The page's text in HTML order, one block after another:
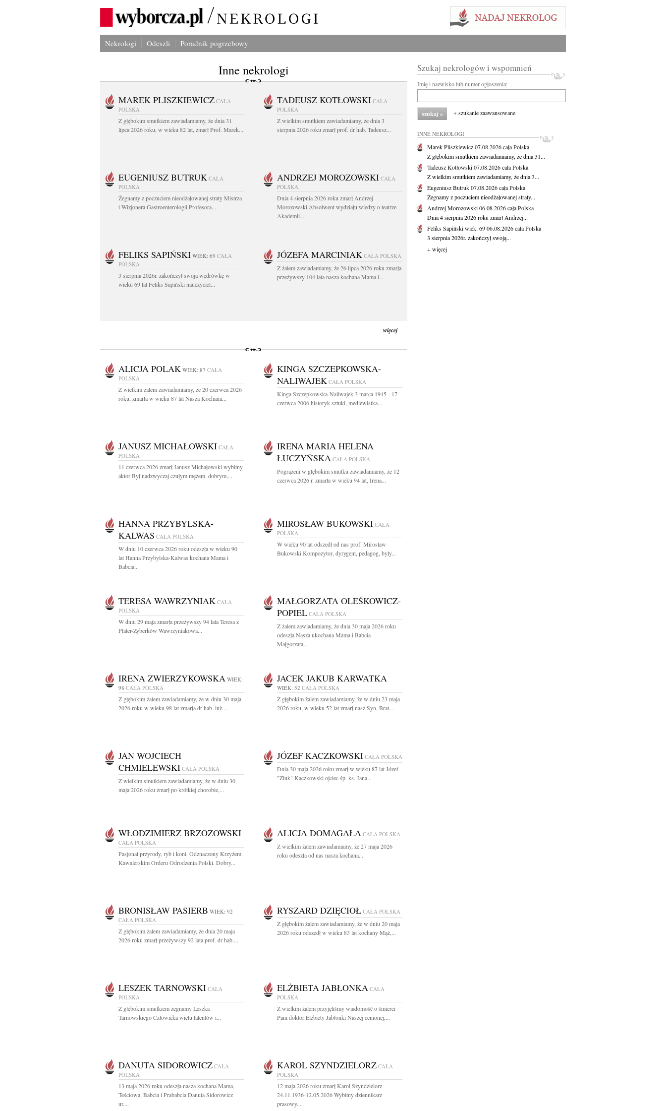
Nekrologi Odeszli Poradnik pogrzebowy
Inne nekrologi
MAREK PLISZKIEWICZ CAŁA
POLSKA
Z głębokim smutkiem zawiadamiamy, że dnia 31
lipca 2026 roku, w wieku 82 lat, zmarł Prof. Marek...
TADEUSZ KOTŁOWSKI CAŁA
POLSKA
Z wielkim smutkiem zawiadamiamy, że dnia 3
sierpnia 2026 roku zmarł prof. dr hab. Tadeusz...
EUGENIUSZ BUTRUK CAŁA
POLSKA
Żegnamy z poczuciem nieodżałowanej straty Mistrza
i Wizjonera Gastroenterologii Profesora...
ANDRZEJ MOROZOWSKI CAŁA
POLSKA
Dnia 4 sierpnia 2026 roku zmarł Andrzej
Morozowski Absolwent wydziału wiedzy o teatrze
Akademii...
FELIKS SAPIŃSKI WIEK: 69 CAŁA
POLSKA
3 sierpnia 2026r. zakończył swoją wędrówkę w
wieku 69 lat Feliks Sapiński nauczyciel...
JÓZEFA MARCINIAK CAŁA POLSKA
Z żalem zawiadamiamy, że 26 lipca 2026 roku zmarła
przeżywszy 104 lata nasza kochana Mama i...
więcej
ALICJA POLAK WIEK: 87 CAŁA
POLSKA
Z wielkim żalem zawiadamiamy, że 20 czerwca 2026
roku, zmarła w wieku 87 lat Nasza Kochana...
KINGA SZCZEPKOWSKA-
NALIWAJEK CAŁA POLSKA
Kinga Szczepkowska-Naliwajek 3 marca 1945 - 17
czerwca 2006 historyk sztuki, mediewistka...
JANUSZ MICHAŁOWSKI CAŁA
POLSKA
11 czerwca 2026 zmarł Janusz Michałowski wybitny
aktor Był nadzwyczaj czułym mężem, dobrym,...
IRENA MARIA HELENA
ŁUCZYŃSKA CAŁA POLSKA
Pogrążeni w głębokim smutku zawiadamiamy, że 12
czerwca 2026 r. zmarła w wieku 94 lat, Irena...
HANNA PRZYBYLSKA-
KALWAS CAŁA POLSKA
W dniu 10 czerwca 2026 roku odeszła w wieku 90
lat Hanna Przybylska-Kalwas kochana Mama i
Babcia...
MIROSŁAW BUKOWSKI CAŁA
POLSKA
W wieku 90 lat odszedł od nas prof. Mirosław
Bukowski Kompozytor, dyrygent, pedagog, były...
TERESA WAWRZYNIAK CAŁA
POLSKA
W dniu 29 maja zmarła przeżywszy 94 lata Teresa z
Plater-Zyberków Wawrzyniakowa...
MAŁGORZATA OLEŚKOWICZ-
POPIEL CAŁA POLSKA
Z żalem zawiadamiamy, że dnia 30 maja 2026 roku
odeszła Nasza ukochana Mama i Babcia
Małgorzata...
IRENA ZWIERZYKOWSKA WIEK:
98 CAŁA POLSKA
Z głębokim żalem zawiadamiamy, że w dniu 30 maja
2026 roku w wieku 98 lat zmarła dr hab. inż....
JACEK JAKUB KARWATKA
WIEK: 52 CAŁA POLSKA
Z głębokim żalem zawiadamiamy, że w dniu 23 maja
2026 roku, w wieku 52 lat zmarł nasz Syn, Brat...
JAN WOJCIECH
CHMIELEWSKI CAŁA POLSKA
Z wielkim smutkiem zawiadamiamy, że w dniu 30
maja 2026 roku zmarł po krótkiej chorobie,...
JÓZEF KACZKOWSKI CAŁA POLSKA
Dnia 30 maja 2026 roku zmarł w wieku 87 lat Józef
"Ziuk" Kaczkowski ojciec śp. ks. Jana...
WŁODZIMIERZ BRZOZOWSKI
CAŁA POLSKA
Pasjonat przyrody, ryb i koni. Odznaczony Krzyżem
Kawalerskim Orderu Odrodzenia Polski. Dobry...
ALICJA DOMAGAŁA CAŁA POLSKA
Z wielkim żalem zawiadamiamy, że 27 maja 2026
roku odeszła od nas nasza kochana...
BRONISŁAW PASIERB WIEK: 92
CAŁA POLSKA
Z głębokim żalem zawiadamiamy, że dnia 20 maja
2026 roku zmarł przeżywszy 92 lata prof. dr hab....
RYSZARD DZIĘCIOŁ CAŁA POLSKA
Z głębokim żalem zawiadamiamy, że w dniu 20 maja
2026 roku odszedł w wieku 83 lat kochany Mąż,...
LESZEK TARNOWSKI CAŁA
POLSKA
Z głębokim smutkiem żegnamy Leszka
Tarnowskiego Człowieka wielu talentów i...
ELŻBIETA JABŁONKA CAŁA
POLSKA
Z wielkim żalem przyjęliśmy wiadomość o śmierci
Pani doktor Elżbiety Jabłonki Naszej cenionej,...
DANUTA SIDOROWICZ CAŁA
POLSKA
13 maja 2026 roku odeszła nasza kochana Mama,
Teściowa, Babcia i Prababcia Danuta Sidorowicz
ur....
KAROL SZYNDZIELORZ CAŁA
POLSKA
12 maja 2026 roku zmarł Karol Szyndzielorz
24.11.1936-12.05.2026 Wybitny dziennikarz
prasowy...
Szukaj nekrologów i wspomnień
Imię i nazwisko lub numer ogłoszenia:
+ szukanie zaawansowane
INNE NEKROLOGI
Marek Pliszkiewicz07.08.2026cała Polska
Z głębokim smutkiem zawiadamiamy, że dnia 31...
Tadeusz Kotłowski07.08.2026cała Polska
Z wielkim smutkiem zawiadamiamy, że dnia 3...
Eugeniusz Butruk07.08.2026cała Polska
Żegnamy z poczuciem nieodżałowanej straty...
Andrzej Morozowski06.08.2026cała Polska
Dnia 4 sierpnia 2026 roku zmarł Andrzej...
Feliks Sapińskiwiek: 6906.08.2026cała Polska
3 sierpnia 2026r. zakończył swoją...
+ więcej